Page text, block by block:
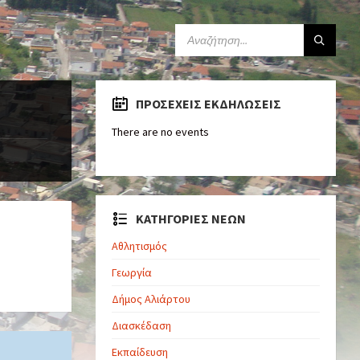
ΠΡΟΣΕΧΕΊΣ ΕΚΔΗΛΏΣΕΙΣ
There are no events
ΚΑΤΗΓΟΡΙΕΣ ΝΕΩΝ
Αθλητισμός
Γεωργία
Δήμος Αλιάρτου
Διασκέδαση
Εκπαίδευση